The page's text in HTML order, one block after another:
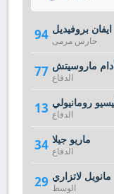
94 ايفان بروفيديل
حارس مرمى
77 ماروسيتش
الدفاع
13 رومانيولي
الدفاع
34 ماريو جيلا
الدفاع
29 مانويل لاتزاري
الوسط